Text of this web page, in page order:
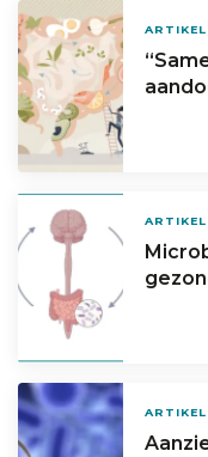
ARTIKEL
ARTIKEL
ARTIKEL